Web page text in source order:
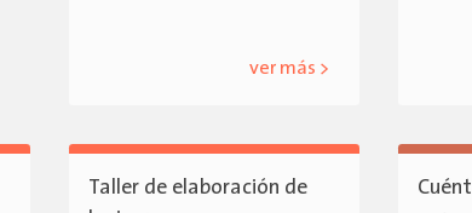
ver más >
Taller de elaboración de